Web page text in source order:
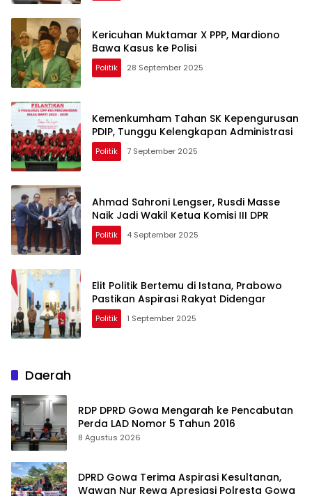
Kericuhan Muktamar X PPP, Mardiono
Bawa Kasus ke Polisi
Politik 28 September 2025
Kemenkumham Tahan SK Kepengurusan
PDIP, Tunggu Kelengkapan Administrasi
Politik 7 September 2025
Ahmad Sahroni Lengser, Rusdi Masse
Naik Jadi Wakil Ketua Komisi III DPR
Politik 4 September 2025
Elit Politik Bertemu di Istana, Prabowo
Pastikan Aspirasi Rakyat Didengar
Politik 1 September 2025
Daerah
RDP DPRD Gowa Mengarah ke Pencabutan
Perda LAD Nomor 5 Tahun 2016
8 Agustus 2026
DPRD Gowa Terima Aspirasi Kesultanan,
Wawan Nur Rewa Apresiasi Polresta Gowa